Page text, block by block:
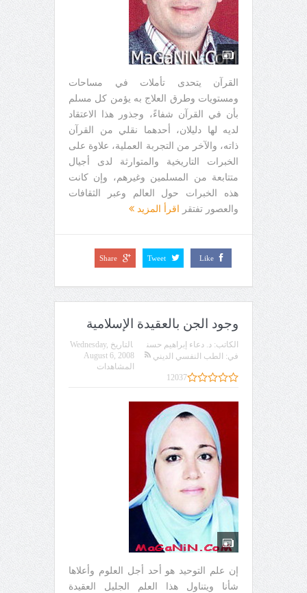
القرآن يتحدى تأملات في مساحات
ومستويات وطرق العلاج به يؤمن كل مسلم
بأن في القرآن شفاءً، وجذور هذا الاعتقاد
لديه لها دليلان، أحدهما نقلي من القرآن
ذاته، والآخر من التجربة العملية، علاوة على
الخبرات التاريخية والمتوارثة لدى أجيال
متتابعة من المسلمين وغيرهم، وإن كانت
هذه الخبرات حول العالم وعبر الثقافات
والعصور تفتقر
اقرأ المزيد
Like
Tweet
Share
وجود الجن بالعقيدة الإسلامية
الكاتب: د. دعاء إبراهيم حسن التاريخ Wednesday,
August 6, 2008
في: الطب النفسي الديني
المشاهدات
12037
إن علم التوحيد هو أحد أجل العلوم وأعلاها
شأنا ويتناول هذا العلم الجليل العقيدة